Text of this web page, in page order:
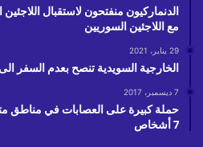
الدنماركيون منفتحون لاستقبال اللاجئين
مع اللاجئين السوريين
29 يناير، 2021
الخارجية السويدية تنصح بعدم السفر الى
7 ديسمبر، 2017
حملة كبيرة على العصابات في مناطق
7 أشخاص